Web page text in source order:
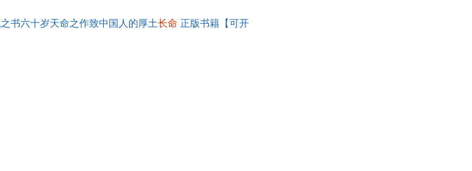
书六十岁天命之作致中国人的厚土长命 正版书籍【可开